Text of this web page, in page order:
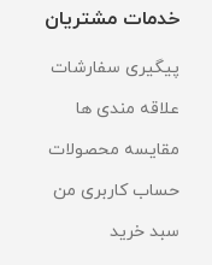
خدمات مشتریان
پیگیری سفارشات
علاقه مندی ها
مقایسه محصولات
حساب کاربری من
سبد خرید